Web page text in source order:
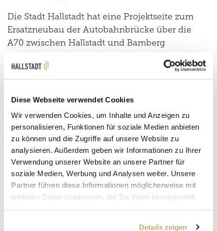
Diese Webseite verwendet Cookies
Wir verwenden Cookies, um Inhalte und Anzeigen zu
personalisieren, Funktionen für soziale Medien anbieten
zu können und die Zugriffe auf unsere Website zu
analysieren. Außerdem geben wir Informationen zu Ihrer
Verwendung unserer Website an unsere Partner für
soziale Medien, Werbung und Analysen weiter. Unsere
Partner führen diese Informationen möglicherweise mit
weiteren Daten zusammen, die Sie ihnen bereitgestellt
Details zeigen
Die Stadt Hallstadt hat eine Projektseite zum
Ersatzneubau der Autobahnbrücke über die
A70 zwischen Hallstadt und Bamberg
wichtigen Informationen rund um die
Baumaßnahme gebündelt bereitgestellt.